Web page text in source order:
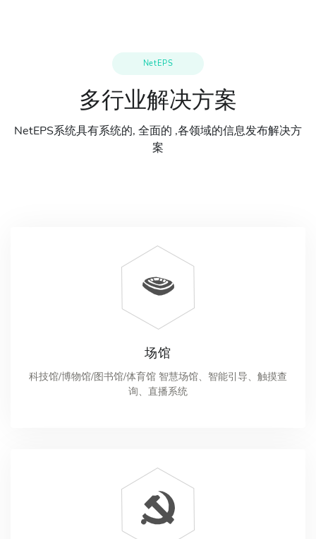
NetEPS
多行业解决方案
NetEPS系统具有系统的, 全面的 ,各领域的信息发布解决方
案
场馆
科技馆/博物馆/图书馆/体育馆 智慧场馆、智能引导、触摸查
询、直播系统